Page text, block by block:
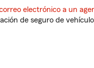
electrónico a un
de seguro de